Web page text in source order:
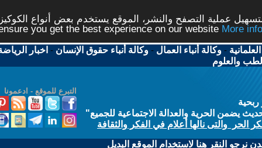
الموقع يستخدم بعض أنواع الكوكيز نرجو النقر على الزر
-وكالة أنباء حقوق الإنسان-اخبار الرياضة-اخبار
للجميع"
الفكر والثقافة
الموقع البديل